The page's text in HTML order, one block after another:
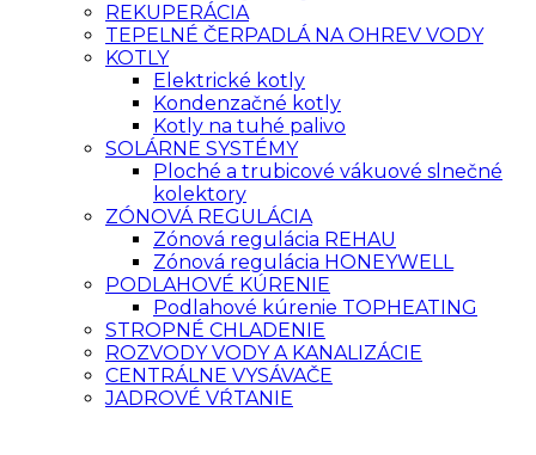
REKUPERÁCIA
TEPELNÉ ČERPADLÁ NA OHREV VODY
KOTLY
Elektrické kotly
Kondenzačné kotly
Kotly na tuhé palivo
SOLÁRNE SYSTÉMY
Ploché a trubicové vákuové slnečné
kolektory
ZÓNOVÁ REGULÁCIA
Zónová regulácia REHAU
Zónová regulácia HONEYWELL
PODLAHOVÉ KÚRENIE
Podlahové kúrenie TOPHEATING
STROPNÉ CHLADENIE
ROZVODY VODY A KANALIZÁCIE
CENTRÁLNE VYSÁVAČE
JADROVÉ VŔTANIE